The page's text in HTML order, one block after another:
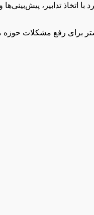
تدابیر، پیش‌بینی‌ها و
برای رفع مشکلات حوزه